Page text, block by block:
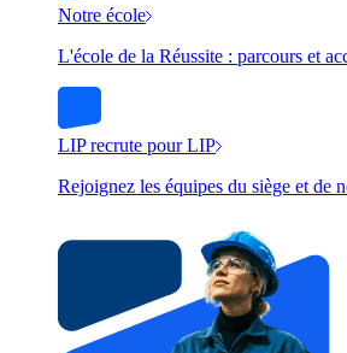
Notre école
L'école de la Réussite : parcours et
LIP recrute pour LIP
Rejoignez les équipes du siège et de